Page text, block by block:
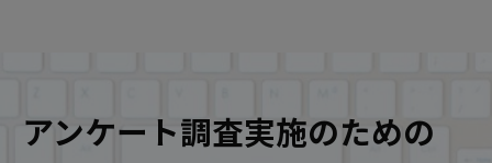
アンケート調査実施のための